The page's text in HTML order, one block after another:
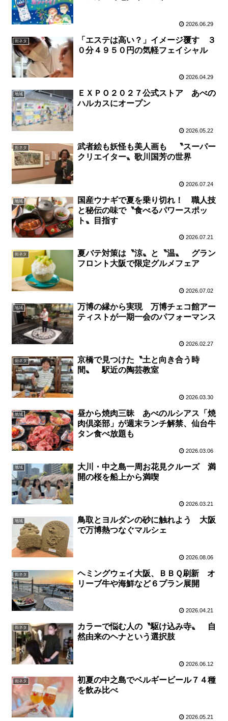
2026.06.29
街ネタ
「エステは高い？」イメージ覆す ３
０分４９５０円の気軽フェイシャル
2026.04.29
地域
ＥＸＰＯ２０２７公式ストア あべの
ハルカスにオープン
2026.05.22
街ネタ
武者絵も妖怪も美人画も 〝スーパー
クリエイター〟歌川国芳の世界
2026.07.24
地域
国産ウナギで夏を乗り切れ！ 職人技
と秘伝の味で〝食べるパワースポッ
ト〟目指す
2026.07.21
街ネタ
夏バテ対策は〝涼〟と〝温〟 グラン
フロント大阪で限定グルメフェア
2026.07.02
地域
万博の縁から実現 万博チェコ館アー
ティストが一期一会のパフォーマンス
2026.02.27
街ネタ
京橋で見つけた〝土と向き合う時
間〟 駅近の陶芸教室
2026.03.30
地域
昼から焼肉三昧 あべのルシアス「焼
肉倶楽部」が週末ランチ解禁、仙台牛
タン食べ放題も
2026.03.06
地域
大川・中之島一周お花見クルーズ 満
開の桜を船上から満喫
2026.03.21
地域
鳥取とヨルダンの砂に触れよう 大阪
で万博熱つなぐマルシェ
2026.08.06
街ネタ
ヘミングウェイ大阪、ＢＢＱ刷新 オ
リーブ牛や海鮮など６プラン展開
2026.04.21
街ネタ
カラーで悩む人の〝駆け込み寺〟 自
然由来のヘナという選択肢
2026.06.12
街ネタ
初夏の中之島でベルギービール７４種
を飲み比べ
2026.05.21